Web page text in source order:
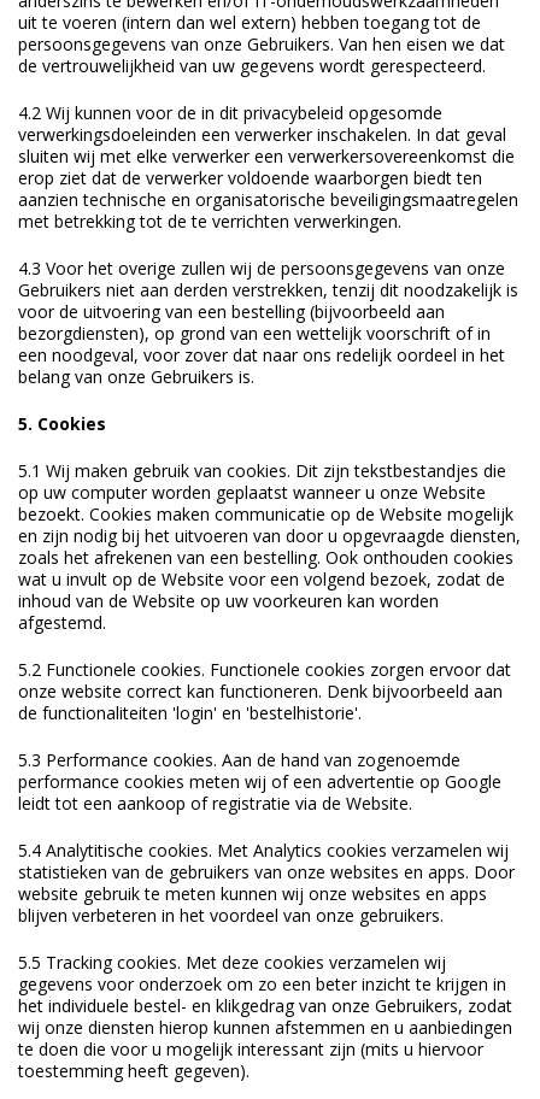
uit te voeren (intern dan wel extern) hebben toegang tot de
persoonsgegevens van onze Gebruikers. Van hen eisen we dat
de vertrouwelijkheid van uw gegevens wordt gerespecteerd.
4.2 Wij kunnen voor de in dit privacybeleid opgesomde
verwerkingsdoeleinden een verwerker inschakelen. In dat geval
sluiten wij met elke verwerker een verwerkersovereenkomst die
erop ziet dat de verwerker voldoende waarborgen biedt ten
aanzien technische en organisatorische beveiligingsmaatregelen
met betrekking tot de te verrichten verwerkingen.
4.3 Voor het overige zullen wij de persoonsgegevens van onze
Gebruikers niet aan derden verstrekken, tenzij dit noodzakelijk is
voor de uitvoering van een bestelling (bijvoorbeeld aan
bezorgdiensten), op grond van een wettelijk voorschrift of in
een noodgeval, voor zover dat naar ons redelijk oordeel in het
belang van onze Gebruikers is.
5. Cookies
5.1 Wij maken gebruik van cookies. Dit zijn tekstbestandjes die
op uw computer worden geplaatst wanneer u onze Website
bezoekt. Cookies maken communicatie op de Website mogelijk
en zijn nodig bij het uitvoeren van door u opgevraagde diensten,
zoals het afrekenen van een bestelling. Ook onthouden cookies
wat u invult op de Website voor een volgend bezoek, zodat de
inhoud van de Website op uw voorkeuren kan worden
afgestemd.
5.2 Functionele cookies. Functionele cookies zorgen ervoor dat
onze website correct kan functioneren. Denk bijvoorbeeld aan
de functionaliteiten 'login' en 'bestelhistorie'.
5.3 Performance cookies. Aan de hand van zogenoemde
performance cookies meten wij of een advertentie op Google
leidt tot een aankoop of registratie via de Website.
5.4 Analytitische cookies. Met Analytics cookies verzamelen wij
statistieken van de gebruikers van onze websites en apps. Door
website gebruik te meten kunnen wij onze websites en apps
blijven verbeteren in het voordeel van onze gebruikers.
5.5 Tracking cookies. Met deze cookies verzamelen wij
gegevens voor onderzoek om zo een beter inzicht te krijgen in
het individuele bestel- en klikgedrag van onze Gebruikers, zodat
wij onze diensten hierop kunnen afstemmen en u aanbiedingen
te doen die voor u mogelijk interessant zijn (mits u hiervoor
toestemming heeft gegeven).